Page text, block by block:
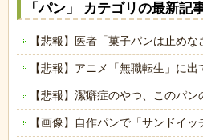
「パン」 カテゴリの最新記
【悲報】医者「菓子パンは止めな
【悲報】アニメ「無職転生」に
【悲報】潔癖症のやつ、このパ
【画像】自作パンで「サンドイ